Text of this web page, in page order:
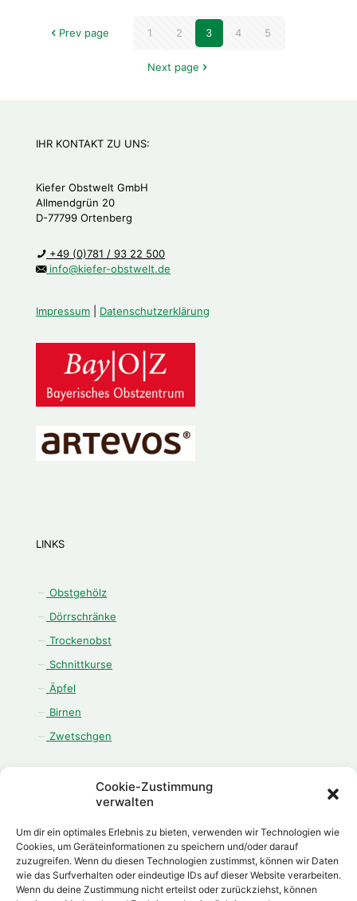
Cookie-Zustimmung
verwalten
Um dir ein optimales Erlebnis zu bieten, verwenden wir Technologien wie
Cookies, um Geräteinformationen zu speichern und/oder darauf
zuzugreifen. Wenn du diesen Technologien zustimmst, können wir Daten
wie das Surfverhalten oder eindeutige IDs auf dieser Website verarbeiten.
Wenn du deine Zustimmung nicht erteilst oder zurückziehst, können
Prev page 1 2 3 4 5
Next page
IHR KONTAKT ZU UNS:
Kiefer Obstwelt GmbH
Allmendgrün 20
D-77799 Ortenberg
+49 (0)781 / 93 22 500
info@kiefer-obstwelt.de
Impressum Datenschutzerklärung
LINKS
Obstgehölz
Dörrschränke
Trockenobst
Schnittkurse
Äpfel
Birnen
Zwetschgen
ÖFFNUNGSZEITEN
Montag - Freitag:
08.00 Uhr - 12.00 Uhr
13.00 Uhr - 18.00 Uhr